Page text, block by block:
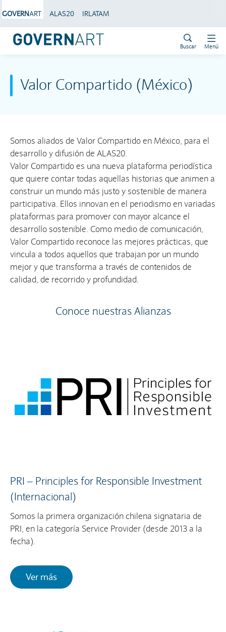
GOVERNART ALAS20 IRLATAM
Buscar Menú
Valor Compartido (México)
Somos aliados de Valor Compartido en México, para el
desarrollo y difusión de ALAS20.
Valor Compartido es una nueva plataforma periodística
que quiere contar todas aquellas historias que animen a
construir un mundo más justo y sostenible de manera
participativa. Ellos innovan en el periodismo en variadas
plataformas para promover con mayor alcance el
desarrollo sostenible. Como medio de comunicación,
Valor Compartido reconoce las mejores prácticas, que
vincula a todos aquellos que trabajan por un mundo
mejor y que transforma a través de contenidos de
calidad, de recorrido y profundidad.
Conoce nuestras Alianzas
PRI – Principles for Responsible Investment
(Internacional)
Somos la primera organización chilena signataria de
PRI, en la categoría Service Provider (desde 2013 a la
fecha).
Ver más